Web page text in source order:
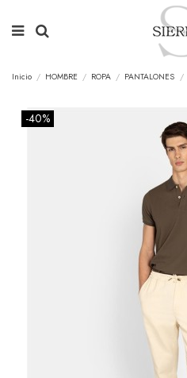
Inicio HOMBRE ROPA PANTALONES
-40%